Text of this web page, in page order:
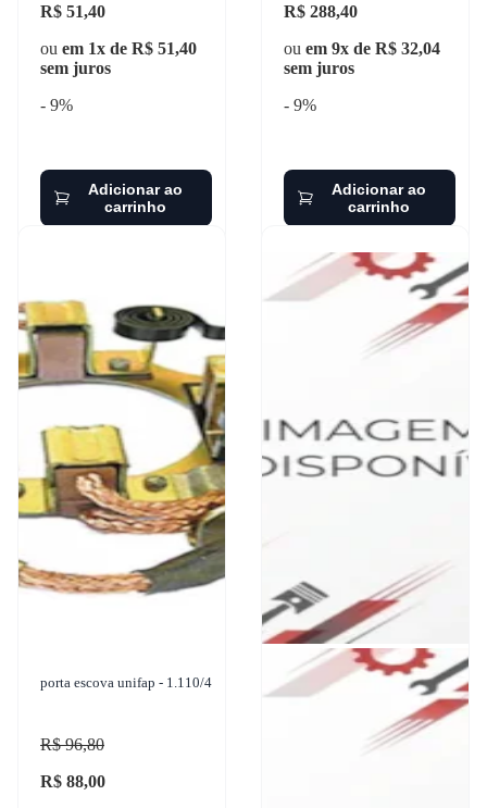
R$ 51,40
ou em 1x de R$ 51,40
sem juros
- 9%
Adicionar ao
carrinho
R$ 288,40
ou em 9x de R$ 32,04
sem juros
- 9%
Adicionar ao
carrinho
porta escova unifap - 1.110/4
R$ 96,80
R$ 88,00